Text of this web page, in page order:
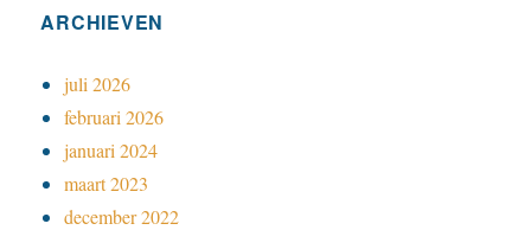
ARCHIEVEN
juli 2026
februari 2026
januari 2024
maart 2023
december 2022